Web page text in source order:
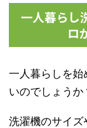
一人暮らし
ロ
一人暮らしを
いのでしょうか
洗濯機のサイ